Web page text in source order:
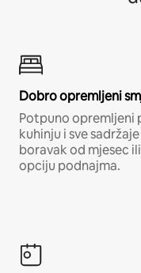
Dobro opremljeni
Potpuno opremljeni
kuhinju i sve
boravak od mjesec
opciju podnajma.